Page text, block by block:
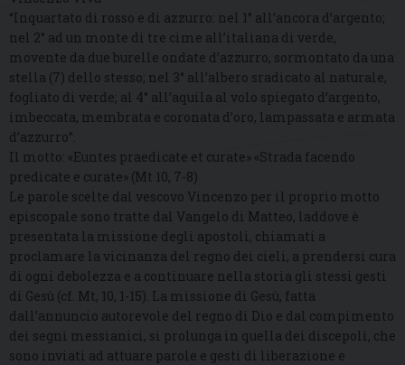
“Inquartato di rosso e di azzurro: nel 1° all’ancora d’argento;
nel 2° ad un monte di tre cime all’italiana di verde,
movente da due burelle ondate d’azzurro, sormontato da una
stella (7) dello stesso; nel 3° all’albero sradicato al naturale,
fogliato di verde; al 4° all’aquila al volo spiegato d’argento,
imbeccata, membrata e coronata d’oro, lampassata e armata
d’azzurro”.
Il motto: «Euntes praedicate et curate» «Strada facendo
predicate e curate» (Mt 10, 7-8)
Le parole scelte dal vescovo Vincenzo per il proprio motto
episcopale sono tratte dal Vangelo di Matteo, laddove è
presentata la missione degli apostoli, chiamati a
proclamare la vicinanza del regno dei cieli, a prendersi cura
di ogni debolezza e a continuare nella storia gli stessi gesti
di Gesù (cf. Mt, 10, 1-15). La missione di Gesù, fatta
dall’annuncio autorevole del regno di Dio e dal compimento
dei segni messianici, si prolunga in quella dei discepoli, che
sono inviati ad attuare parole e gesti di liberazione e